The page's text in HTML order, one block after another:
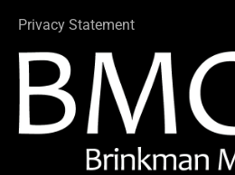
Privacy Statement